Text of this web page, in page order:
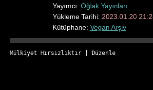
Yayımcı: Oğlak Yayınları
Yükleme Tarihi: 2023.01.20
Kütüphane: Vegan Arşiv
Mülkiyet Hırsızlıktır Düzenle